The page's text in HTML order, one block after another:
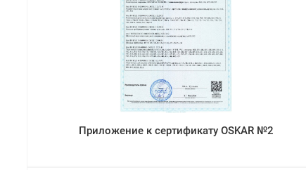
Приложение к сертификату OSKAR №2